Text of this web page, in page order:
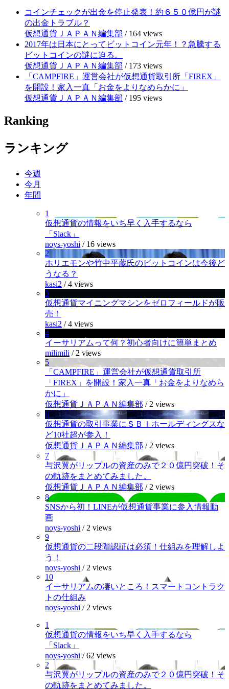
コインチェックが出金を停止発表！約６５０億円が謎
の出金トラブル？
仮想通貨ＪＡＰＡＮ編集部 / 164 views
2017年は日本にとってビットコイン元年！？急騰する
ビットコインの謎に迫る。
仮想通貨ＪＡＰＡＮ編集部 / 173 views
「CAMPFIRE」運営会社が仮想通貨取引所「FIREX」
を開設！家入一真「お金をよりなめらかに」
仮想通貨ＪＡＰＡＮ編集部 / 195 views
Ranking
ランキング
今週
今月
年間
1
仮想通貨の情報をいち早く入手するなら
「Slack」
noys-yoshi / 16 views
2
ホリエモンや竹中平蔵氏のビットコインは今後ど
うなる？
kasi2 /4 views
3
仮想通貨マイニングマシンをゼロフィールドが販
売！
kasi2 /4 views
4
イーサリアムって何？初心者向けに簡単まとめ
milimili / 2 views
5
「CAMPFIRE」運営会社が仮想通貨取引所
「FIREX」を開設！家入一真「お金をよりなめら
かに」
仮想通貨ＪＡＰＡＮ編集部 / 2 views
6
仮想通貨の取引事業にＳＢＩホールディングスな
ど10社超が参入！
仮想通貨ＪＡＰＡＮ編集部 / 2 views
7
与沢翼がリップルの資産のみで２０億円突破！そ
の軌跡をまとめてみました。
仮想通貨ＪＡＰＡＮ編集部 / 2 views
8
SNSから初！LINEが仮想通貨事業に参入情報動
画
noys-yoshi / 2 views
9
仮想通貨の二段階認証は必須！仕組みを理解しよ
う！
noys-yoshi / 2 views
10
イーサリアムの凄いところ！スマートコントラク
トの仕組み
noys-yoshi / 2 views
1
仮想通貨の情報をいち早く入手するなら
「Slack」
noys-yoshi /62 views
2
与沢翼がリップルの資産のみで２０億円突破！そ
の軌跡をまとめてみました。